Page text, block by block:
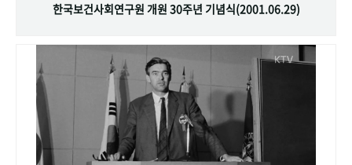
한국보건사회연구원 개원 30주년 기념식(2001.06.29)